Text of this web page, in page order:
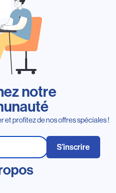
notre
profitez de nos offres spéciales !
S’inscrire